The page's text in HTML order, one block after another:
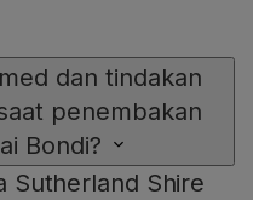
dan tindakan
penembakan
Bondi?
Sutherland Shire